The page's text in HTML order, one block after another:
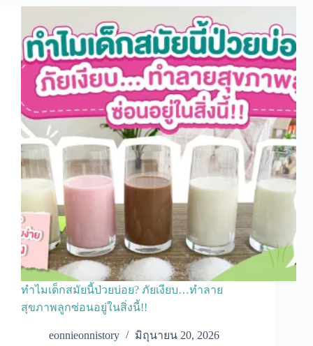
ทำไมเด็กสมัยนี้ป่วยบ่อย? ภัยเงียบ…ทำลาย
สุขภาพลูกซ่อนอยู่ในสิ่งนี้!!
eonnieonnistory มิถุนายน 20, 2026